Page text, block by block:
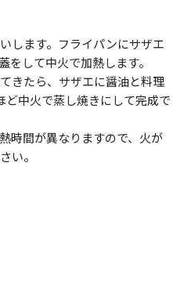
します。フライパンにサザエ
して中火で加熱します。
きたら、サザエに醤油と料理
ど中火で蒸し焼きにして完成で
時間が異なりますので、火が
い。